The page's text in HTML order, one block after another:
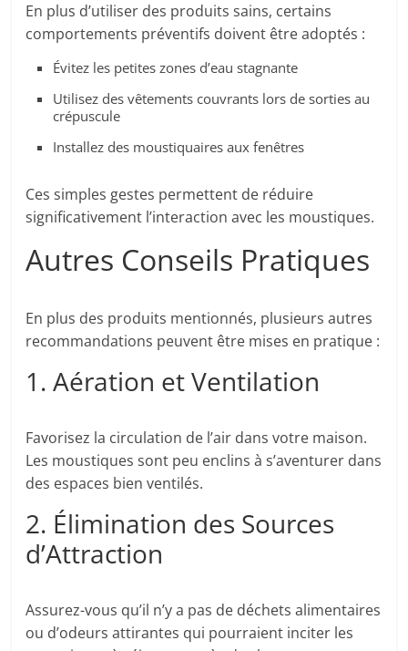
En plus d’utiliser des produits sains, certains
comportements préventifs doivent être adoptés :
Évitez les petites zones d’eau stagnante
Utilisez des vêtements couvrants lors de sorties au
crépuscule
Installez des moustiquaires aux fenêtres
Ces simples gestes permettent de réduire
significativement l’interaction avec les moustiques.
Autres Conseils Pratiques
En plus des produits mentionnés, plusieurs autres
recommandations peuvent être mises en pratique :
1. Aération et Ventilation
Favorisez la circulation de l’air dans votre maison.
Les moustiques sont peu enclins à s’aventurer dans
des espaces bien ventilés.
2. Élimination des Sources
d’Attraction
Assurez-vous qu’il n’y a pas de déchets alimentaires
ou d’odeurs attirantes qui pourraient inciter les